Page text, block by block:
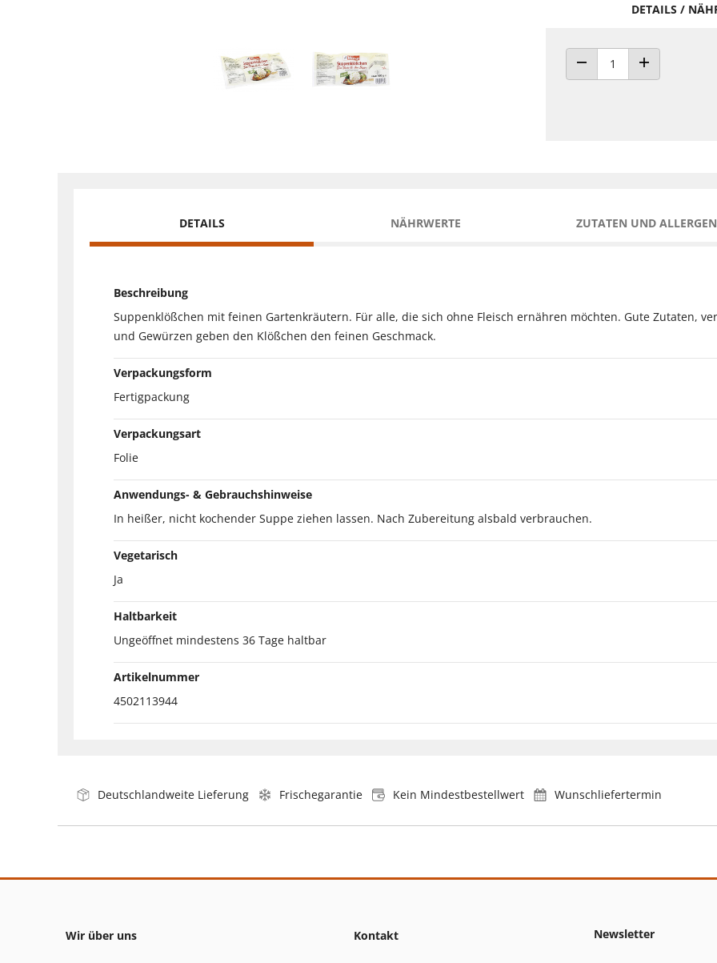
DETAILS /
ANZAHL VERRINGERNANZAHL ERHÖHEN
DETAILS NÄHRWERTE ZUTATEN UND
Beschreibung
Suppenklößchen mit feinen Gartenkräutern. Für alle, die sich ohne Fleisch ernähren möchten. Gute Zutaten,
und Gewürzen geben den Klößchen den feinen Geschmack.
Verpackungsform
Fertigpackung
Verpackungsart
Folie
Anwendungs- & Gebrauchshinweise
In heißer, nicht kochender Suppe ziehen lassen. Nach Zubereitung alsbald verbrauchen.
Vegetarisch
Ja
Haltbarkeit
Ungeöffnet mindestens 36 Tage haltbar
Artikelnummer
4502113944
Deutschlandweite Lieferung Frischegarantie Kein Mindestbestellwert Wunschliefertermin
Wir über uns Kontakt Newsletter